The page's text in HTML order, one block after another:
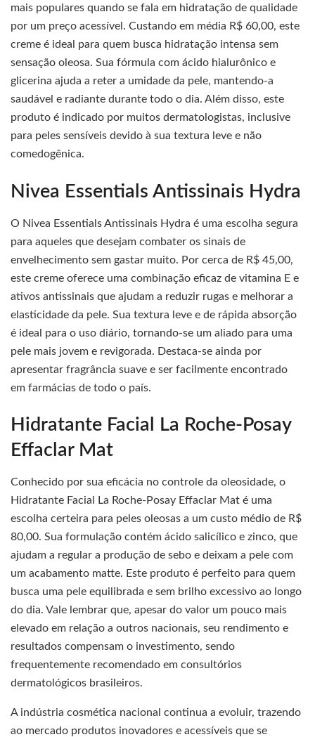
mais populares quando se fala em hidratação de qualidade
por um preço acessível. Custando em média R$ 60,00, este
creme é ideal para quem busca hidratação intensa sem
sensação oleosa. Sua fórmula com ácido hialurônico e
glicerina ajuda a reter a umidade da pele, mantendo-a
saudável e radiante durante todo o dia. Além disso, este
produto é indicado por muitos dermatologistas, inclusive
para peles sensíveis devido à sua textura leve e não
comedogênica.
Nivea Essentials Antissinais Hydra
O Nivea Essentials Antissinais Hydra é uma escolha segura
para aqueles que desejam combater os sinais de
envelhecimento sem gastar muito. Por cerca de R$ 45,00,
este creme oferece uma combinação eficaz de vitamina E e
ativos antissinais que ajudam a reduzir rugas e melhorar a
elasticidade da pele. Sua textura leve e de rápida absorção
é ideal para o uso diário, tornando-se um aliado para uma
pele mais jovem e revigorada. Destaca-se ainda por
apresentar fragrância suave e ser facilmente encontrado
em farmácias de todo o país.
Hidratante Facial La Roche-Posay
Effaclar Mat
Conhecido por sua eficácia no controle da oleosidade, o
Hidratante Facial La Roche-Posay Effaclar Mat é uma
escolha certeira para peles oleosas a um custo médio de R$
80,00. Sua formulação contém ácido salicílico e zinco, que
ajudam a regular a produção de sebo e deixam a pele com
um acabamento matte. Este produto é perfeito para quem
busca uma pele equilibrada e sem brilho excessivo ao longo
do dia. Vale lembrar que, apesar do valor um pouco mais
elevado em relação a outros nacionais, seu rendimento e
resultados compensam o investimento, sendo
frequentemente recomendado em consultórios
dermatológicos brasileiros.
A indústria cosmética nacional continua a evoluir, trazendo
ao mercado produtos inovadores e acessíveis que se